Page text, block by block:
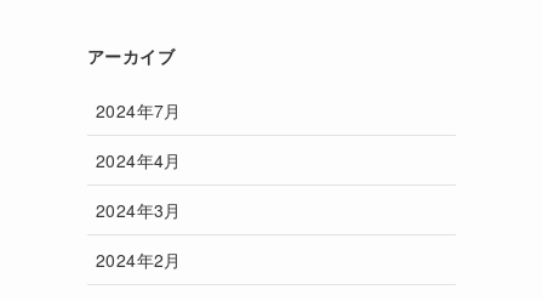
アーカイブ
2024年7月
2024年4月
2024年3月
2024年2月